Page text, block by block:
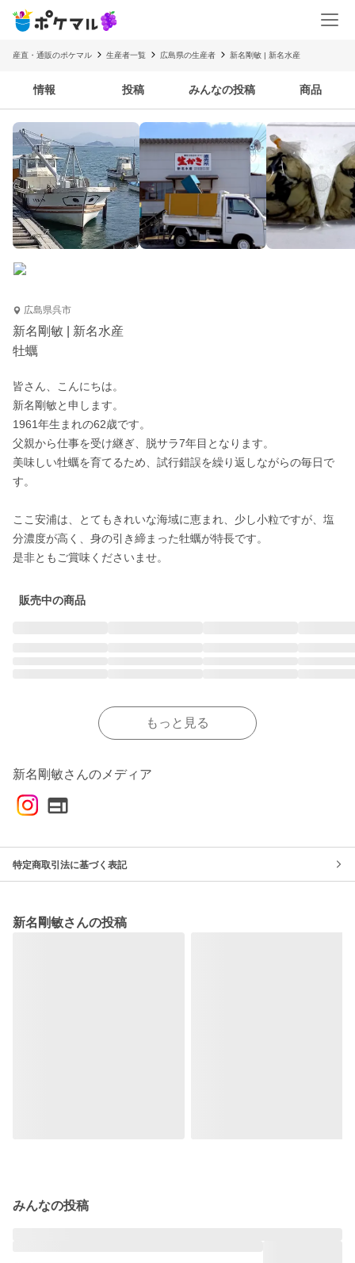
産直・通販のポケマル 生産者一覧 広島県の生産者 新名剛敏 | 新名水産
情報 投稿 みんなの投稿 商品
広島県呉市
新名剛敏 | 新名水産
牡蠣
皆さん、こんにちは。
新名剛敏と申します。
1961年生まれの62歳です。
父親から仕事を受け継ぎ、脱サラ7年目となります。
美味しい牡蠣を育てるため、試行錯誤を繰り返しながらの毎日で
す。
ここ安浦は、とてもきれいな海域に恵まれ、少し小粒ですが、塩
分濃度が高く、身の引き締まった牡蠣が特長です。
是非ともご賞味くださいませ。
販売中の商品
もっと見る
新名剛敏さんのメディア
特定商取引法に基づく表記
新名剛敏さんの投稿
みんなの投稿